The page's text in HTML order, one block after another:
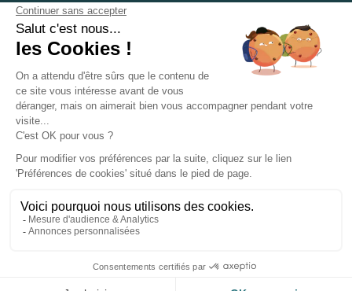
NOTRE SERVICE APRÈS VENTE
NOS PARTENAIRES OFFICIELS
INFORMATIONS ET CONDITIONS
Suivez-nous sur les réseaux sociaux